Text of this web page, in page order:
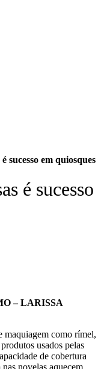
sucesso em quiosques
é sucesso
– LARISSA
maquiagem como rímel,
usados pelas
de cobertura